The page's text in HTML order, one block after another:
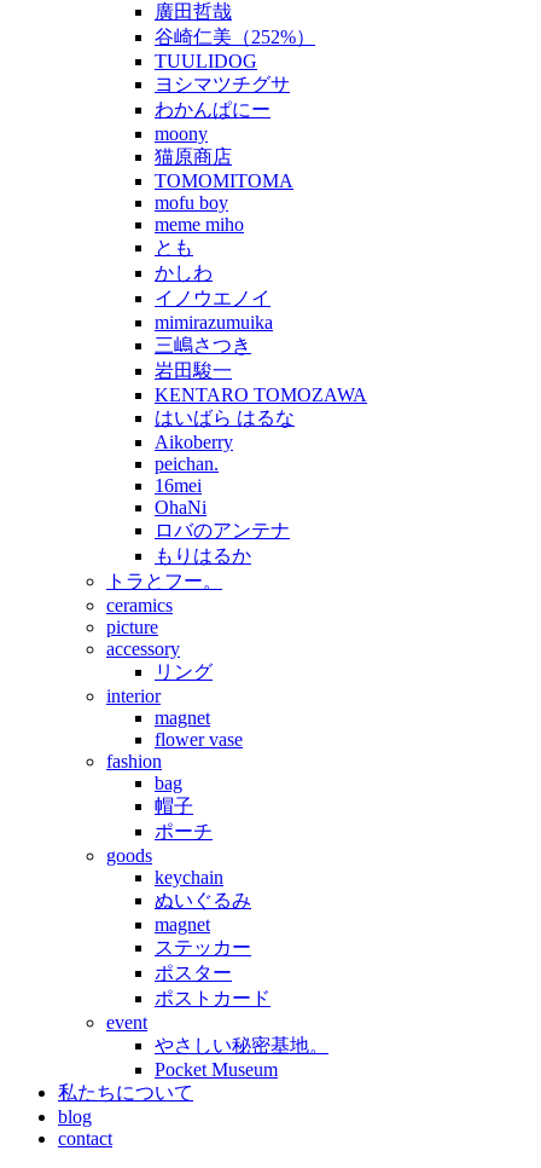
廣田哲哉
谷崎仁美（252%）
TUULIDOG
ヨシマツチグサ
わかんぱにー
moony
猫原商店
TOMOMITOMA
mofu boy
meme miho
とも
かしわ
イノウエノイ
mimirazumuika
三嶋さつき
岩田駿一
KENTARO TOMOZAWA
はいばら はるな
Aikoberry
peichan.
16mei
OhaNi
ロバのアンテナ
もりはるか
トラとフー。
ceramics
picture
accessory
リング
interior
magnet
flower vase
fashion
bag
帽子
ポーチ
goods
keychain
ぬいぐるみ
magnet
ステッカー
ポスター
ポストカード
event
やさしい秘密基地。
Pocket Museum
私たちについて
blog
contact